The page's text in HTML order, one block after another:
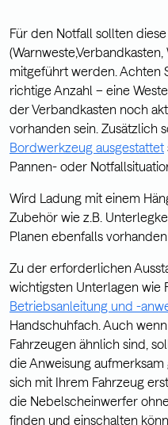
Für den Notfall sollten
mitgeführt werden. Achten
richtige Anzahl – eine
der Verbandkasten noch
vorhanden sein. Zusätzlich
Bordwerkzeug ausgestattet
Pannen- oder
Wird Ladung mit einem
Zubehör wie z.B.
Planen ebenfalls vorhanden
Zu der erforderlichen
wichtigsten Unterlagen wie
Betriebsanleitung und -
Handschuhfach. Auch
Fahrzeugen ähnlich sind,
die Anweisung
sich mit Ihrem Fahrzeug
die Nebelscheinwerfer
finden und einschalten